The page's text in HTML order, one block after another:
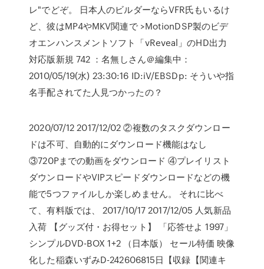
レ"でどぞ。 日本人のビルダーならVFR氏もいるけ
ど、彼はMP4やMKV関連で >MotionDSP製のビデ
オエンハンスメントソフト「vReveal」のHD出力
対応版新規 742 ：名無しさん＠編集中：
2010/05/19(水) 23:30:16 ID:iV/EBSDp: そういや指
名手配されてた人見つかったの？
2020/07/12 2017/12/02 ②複数のタスクダウンロー
ドは不可、自動的にダウンロード機能はなし
③720Pまでの動画をダウンロード ④プレイリスト
ダウンロードやVIPスピードダウンロードなどの機
能で5つファイルしか楽しめません。 それに比べ
て、有料版では、 2017/10/17 2017/12/05 人気新品
入荷 【グッズ付・お得セット】 「応答せよ 1997」
シンプルDVD-BOX 1+2 （日本版） セール特価 映像
化した稲森いずみD-242606815日【収録【関連キ